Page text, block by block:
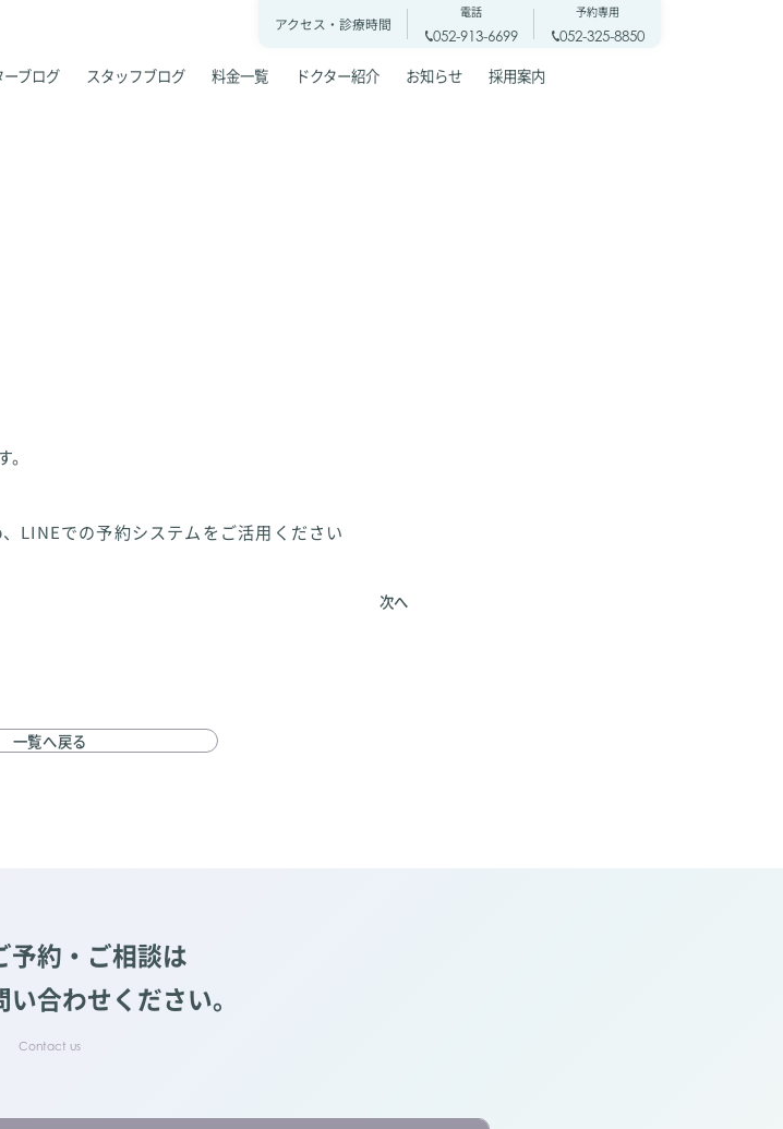
アクセス・診療時間
電話
052-913-6699
予約専用
052-325-8850
ーブログ スタッフブログ 料金一覧 ドクター紹介 お知らせ 採用案内
LINEでの予約システムをご活用ください
次へ
一覧へ戻る
予約・ご相談は
合わせください。